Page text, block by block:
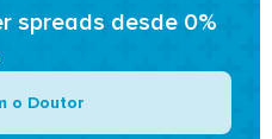
spreads desde 0%
o Doutor